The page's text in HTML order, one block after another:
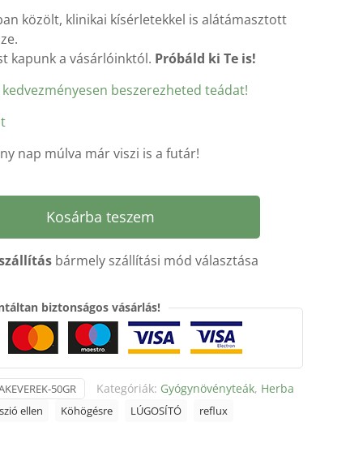
közölt, klinikai kísérletekkel is alátámasztott
kapunk a vásárlóinktól. Próbáld ki Te is!
beszerezheted teádat!
nap múlva már viszi is a futár!
Kosárba teszem
bármely szállítási mód választása
biztonságos vásárlás!
50GR Kategóriák: Gyógynövényteák, Herba
ellen Köhögésre LÚGOSÍTÓ reflux